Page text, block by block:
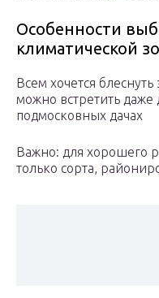
Особенности
климатической
Всем хочется
можно встретить
подмосковных дачах
Важно: для хорошего
только сорта,